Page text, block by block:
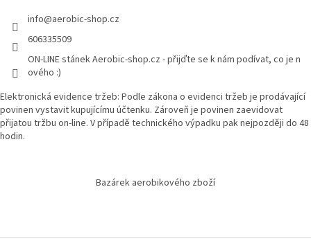
info@aerobic-shop.cz
606335509
ON-LINE stánek Aerobic-shop.cz - přijďte se k nám podívat, co je n
ového :)
Elektronická evidence tržeb: Podle zákona o evidenci tržeb je prodávající
povinen vystavit kupujícímu účtenku. Zároveň je povinen zaevidovat
přijatou tržbu on-line. V případě technického výpadku pak nejpozději do 48
hodin.
Bazárek aerobikového zboží